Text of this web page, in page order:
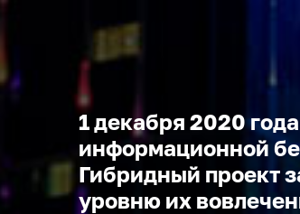
1 декабря 2020
информационной
Гибридный проект
уровню их